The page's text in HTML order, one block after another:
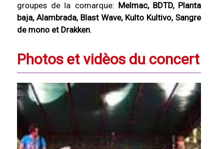
groupes de la comarque: Melmac, BDTD, Planta
baja, Alambrada, Blast Wave, Kulto Kultivo, Sangre
de mono et Drakken.
Photos et vidèos du concert